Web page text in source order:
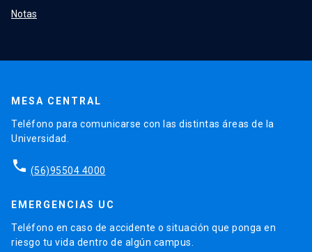
Notas
MESA CENTRAL
Teléfono para comunicarse con las distintas áreas de la
Universidad.
phone (56)95504 4000
EMERGENCIAS UC
Teléfono en caso de accidente o situación que ponga en
riesgo tu vida dentro de algún campus.